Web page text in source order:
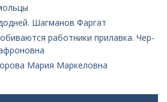
Шагманов Фаргат
работники прилавка. Чер­
Мария Маркеловна